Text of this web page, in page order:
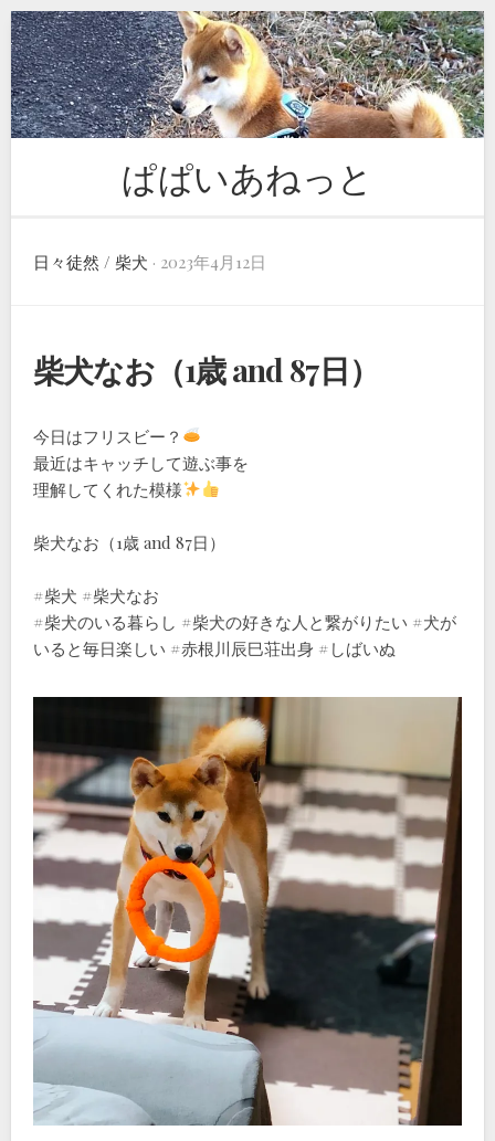
Skip
to
content
ぱぱいあねっと
日々徒然 / 柴犬 · 2023年4月12日
柴犬なお（1歳 and 87日）
今日はフリスビー？
最近はキャッチして遊ぶ事を
理解してくれた模様
柴犬なお（1歳 and 87日）
#柴犬 #柴犬なお
#柴犬のいる暮らし #柴犬の好きな人と繋がりたい #犬が
いると毎日楽しい #赤根川辰巳荘出身 #しばいぬ